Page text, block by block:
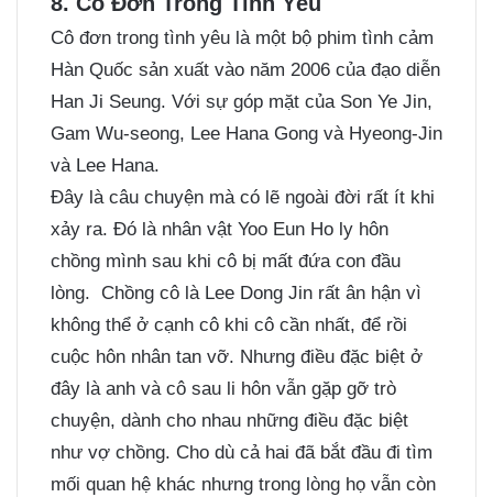
Cô đơn trong tình yêu là một bộ phim tình cảm
Hàn Quốc sản xuất vào năm 2006 của đạo diễn
Han Ji Seung. Với sự góp mặt của Son Ye Jin,
Gam Wu-seong, Lee Hana Gong và Hyeong-Jin
và Lee Hana.
Đây là câu chuyện mà có lẽ ngoài đời rất ít khi
xảy ra. Đó là nhân vật Yoo Eun Ho ly hôn
chồng mình sau khi cô bị mất đứa con đầu
lòng. Chồng cô là Lee Dong Jin rất ân hận vì
không thể ở cạnh cô khi cô cần nhất, để rồi
cuộc hôn nhân tan vỡ. Nhưng điều đặc biệt ở
đây là anh và cô sau li hôn vẫn gặp gỡ trò
chuyện, dành cho nhau những điều đặc biệt
như vợ chồng. Cho dù cả hai đã bắt đầu đi tìm
mối quan hệ khác nhưng trong lòng họ vẫn còn